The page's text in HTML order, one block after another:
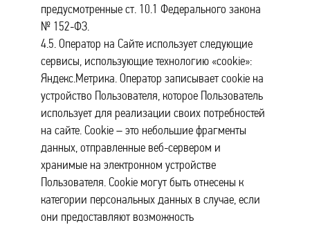
предусмотренные ст. 10.1 Федерального закона
№ 152-ФЗ.
4.5. Оператор на Сайте использует следующие
сервисы, использующие технологию «cookie»:
Яндекс.Метрика. Оператор записывает cookie на
устройство Пользователя, которое Пользователь
использует для реализации своих потребностей
на сайте. Cookie – это небольшие фрагменты
данных, отправленные веб-сервером и
хранимые на электронном устройстве
Пользователя. Cookie могут быть отнесены к
категории персональных данных в случае, если
они предоставляют возможность